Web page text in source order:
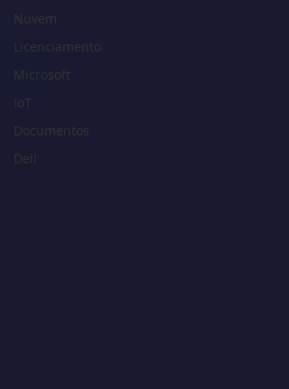
Nuvem
Licenciamento
Microsoft
IoT
Documentos
Dell